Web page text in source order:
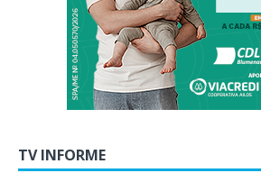
TV INFORME